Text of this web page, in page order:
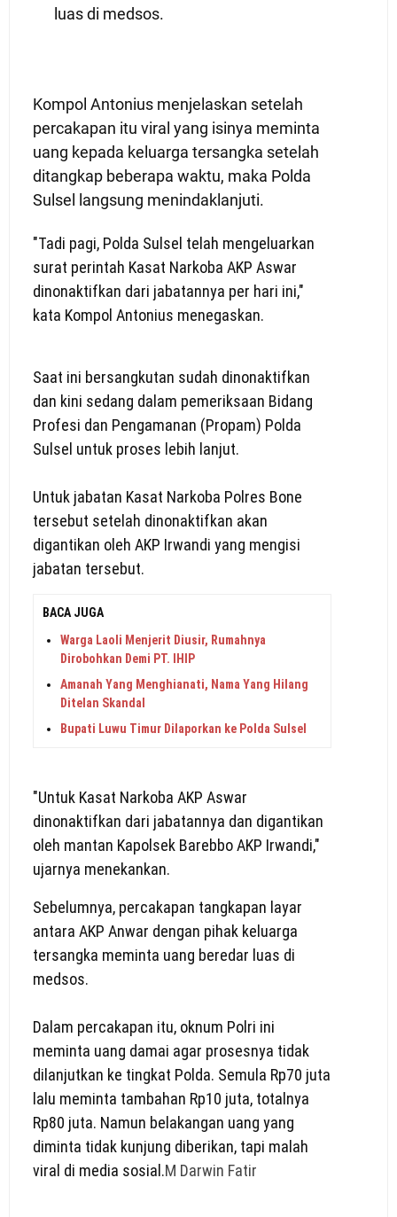
luas di medsos.
Kompol Antonius menjelaskan setelah
percakapan itu viral yang isinya meminta
uang kepada keluarga tersangka setelah
ditangkap beberapa waktu, maka Polda
Sulsel langsung menindaklanjuti.
"Tadi pagi, Polda Sulsel telah mengeluarkan
surat perintah Kasat Narkoba AKP Aswar
dinonaktifkan dari jabatannya per hari ini,"
kata Kompol Antonius menegaskan.
Saat ini bersangkutan sudah dinonaktifkan
dan kini sedang dalam pemeriksaan Bidang
Profesi dan Pengamanan (Propam) Polda
Sulsel untuk proses lebih lanjut.
Untuk jabatan Kasat Narkoba Polres Bone
tersebut setelah dinonaktifkan akan
digantikan oleh AKP Irwandi yang mengisi
jabatan tersebut.
BACA JUGA
Warga Laoli Menjerit Diusir, Rumahnya
Dirobohkan Demi PT. IHIP
Amanah Yang Menghianati, Nama Yang Hilang
Ditelan Skandal
Bupati Luwu Timur Dilaporkan ke Polda Sulsel
"Untuk Kasat Narkoba AKP Aswar
dinonaktifkan dari jabatannya dan digantikan
oleh mantan Kapolsek Barebbo AKP Irwandi,"
ujarnya menekankan.
Sebelumnya, percakapan tangkapan layar
antara AKP Anwar dengan pihak keluarga
tersangka meminta uang beredar luas di
medsos.
Dalam percakapan itu, oknum Polri ini
meminta uang damai agar prosesnya tidak
dilanjutkan ke tingkat Polda. Semula Rp70 juta
lalu meminta tambahan Rp10 juta, totalnya
Rp80 juta. Namun belakangan uang yang
diminta tidak kunjung diberikan, tapi malah
viral di media sosial.M Darwin Fatir